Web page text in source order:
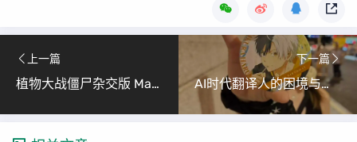
上一篇
植物大战僵尸杂交版 Mac玩家福音！（经典重现，Intel芯片M芯片全支持一键安装指南）
下一篇
AI时代翻译人的困境与坚守